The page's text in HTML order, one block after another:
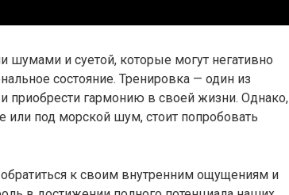
и суетой, которые могут негативно
состояние. Тренировка — один из
приобрести гармонию в своей жизни. Однако,
или под морской шум, стоит попробовать
к своим внутренним ощущениям и